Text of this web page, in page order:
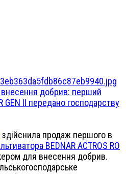
внесення добрив: перший
GEN II передано господарству
здійснила продаж першого в
BEDNAR ACTROS RO
для внесення добрив.